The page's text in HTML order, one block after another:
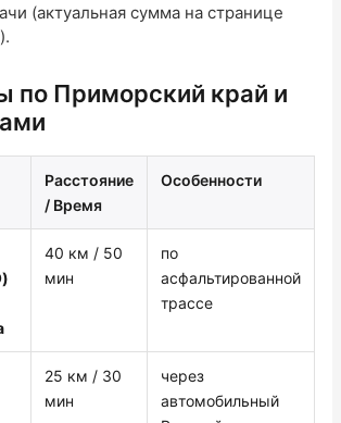
(актуальная сумма на странице
).
по Приморский край и
Расстояние
/ Время
Особенности
40 км / 50
мин
по
асфальтированной
трассе
25 км / 30
мин
через
автомобильный